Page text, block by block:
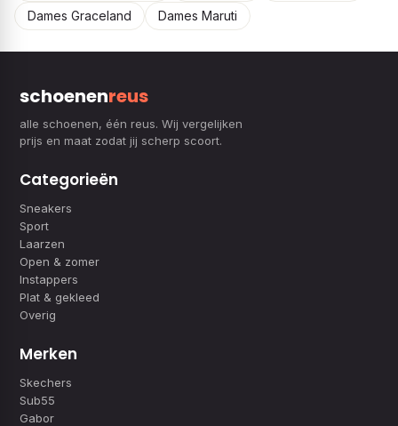
Dames Graceland
Dames Maruti
schoenenreus
alle schoenen, één reus. Wij vergelijken
prijs en maat zodat jij scherp scoort.
Categorieën
Sneakers
Sport
Laarzen
Open & zomer
Instappers
Plat & gekleed
Overig
Merken
Skechers
Sub55
Gabor